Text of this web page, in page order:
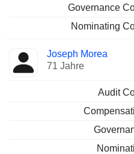
Governance
Nominating
Joseph Morea
71 Jahre
Audit